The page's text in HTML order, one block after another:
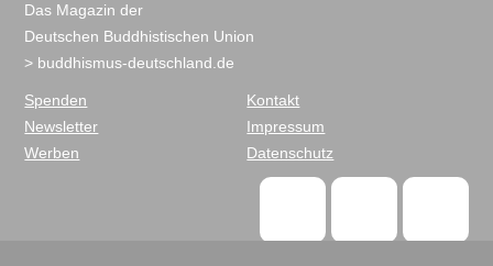
Das Magazin der
Deutschen Buddhistischen Union
> buddhismus-deutschland.de
Spenden
Newsletter
Werben
Kontakt
Impressum
Datenschutz